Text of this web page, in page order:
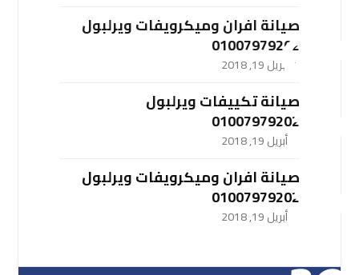
صيانة افران وميكرويفات ويرلبول
01007979202
أبريل 19, 2018
صيانة تكييفات ويرلبول
01007979202
أبريل 19, 2018
صيانة افران وميكرويفات ويرلبول
01007979202
أبريل 19, 2018